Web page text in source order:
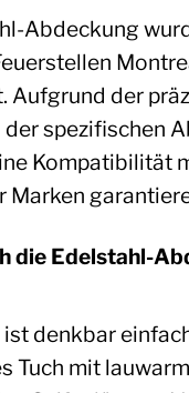
Abdeckung
Aufgrund der
spezifischen
Kompatibilität
Marken
die Edelstahl-
denkbar
Tuch mit